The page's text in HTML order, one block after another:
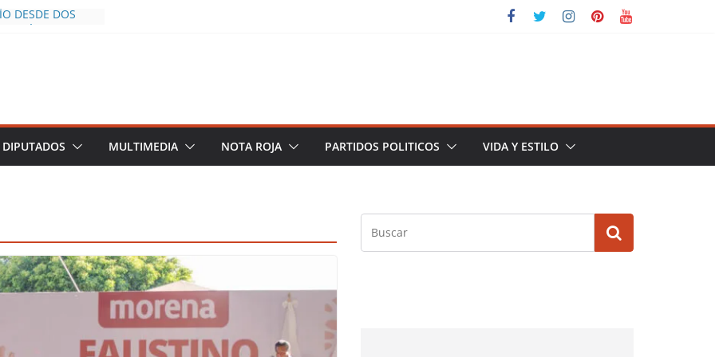
DESDE DOS
AL INFLUENCER
EN
A LAS
TERMINA
DEL PLAN
DIPUTADOS MULTIMEDIA NOTA ROJA PARTIDOS POLITICOS VIDA Y ESTILO